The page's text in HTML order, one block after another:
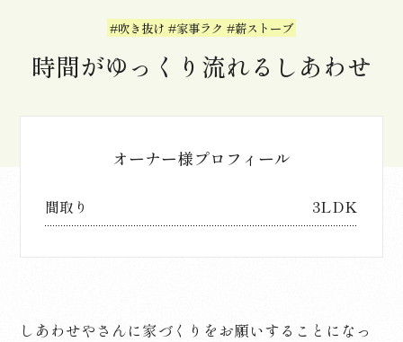
#吹き抜け #家事ラク #薪ストーブ
時間がゆっくり流れるしあわせ
オーナー様プロフィール
間取り 3LDK
しあわせやさんに家づくりをお願いすることになっ